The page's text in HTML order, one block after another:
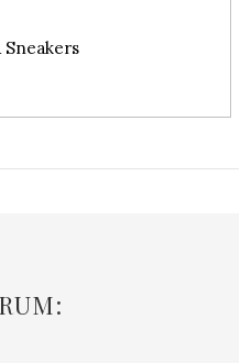
Sneakers